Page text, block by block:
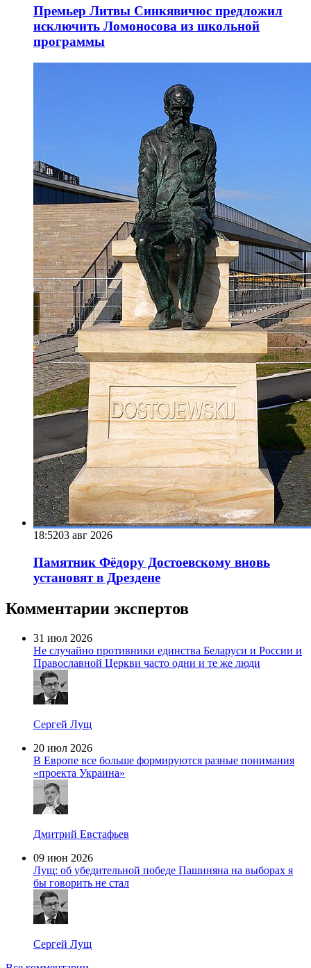
Премьер Литвы Синкявичюс предложил
исключить Ломоносова из школьной
программы
18:5203 авг 2026
Памятник Фёдору Достоевскому вновь
установят в Дрездене
Комментарии экспертов
31 июл 2026
Не случайно противники единства Беларуси и России и
Православной Церкви часто одни и те же люди
Сергей Лущ
20 июл 2026
В Европе все больше формируются разные понимания
«проекта Украина»
Дмитрий Евстафьев
09 июн 2026
Лущ: об убедительной победе Пашиняна на выборах я
бы говорить не стал
Сергей Лущ